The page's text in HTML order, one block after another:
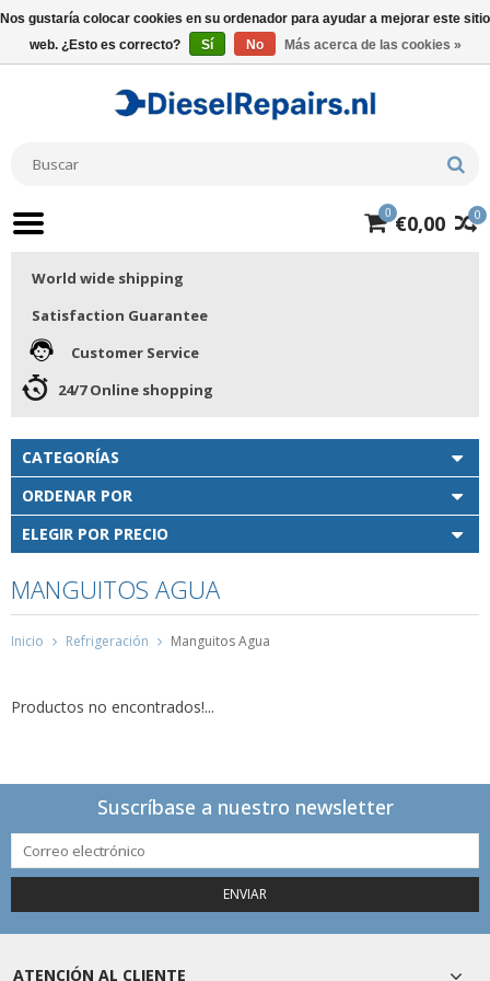
0
0 €0,00
World wide shipping
Satisfaction Guarantee
Customer Service
24/7 Online shopping
CATEGORÍAS
ORDENAR POR
ELEGIR POR PRECIO
MANGUITOS AGUA
Inicio Refrigeración Manguitos Agua
Productos no encontrados!...
Suscríbase a nuestro newsletter
ENVIAR
ATENCIÓN AL CLIENTE
Nos gustaría colocar cookies en su ordenador para ayudar a mejorar este sitio
web. ¿Esto es correcto?
Sí No Más acerca de las cookies »